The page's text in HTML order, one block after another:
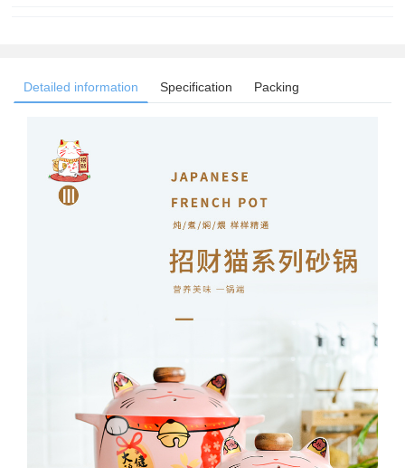
Detailed information Specification Packing